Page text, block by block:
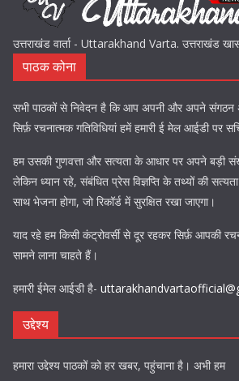
उत्तराखंड वार्ता - Uttarakhand Varta. उत्तराखंड
पाठक कोना
सभी पाठकों से निवेदन है कि आप अपनी और अपने संगठन
सिर्फ़ रचनात्मक गतिविधियां हमें हमारी ई मेल आईडी पर
हम उसकी गुणवत्ता और सत्यता के आधार पर अपने बड़ी
लेकिन ध्यान रहे, संबंधित प्रेस विज्ञप्ति के तथ्यों की
साथ भेजना होगा, जो रिकॉर्ड में सुरक्षित रखा जाएगा।
याद रहे हम किसी कंट्रोवर्सी से दूर रहकर सिर्फ़ आपकी
सामने लाना चाहते हैं।
हमारी ईमेल आईडी है-
उद्देश्य
हमारा उद्देश्य पाठकों को हर खबर, पहुंचाना है। अभी हम